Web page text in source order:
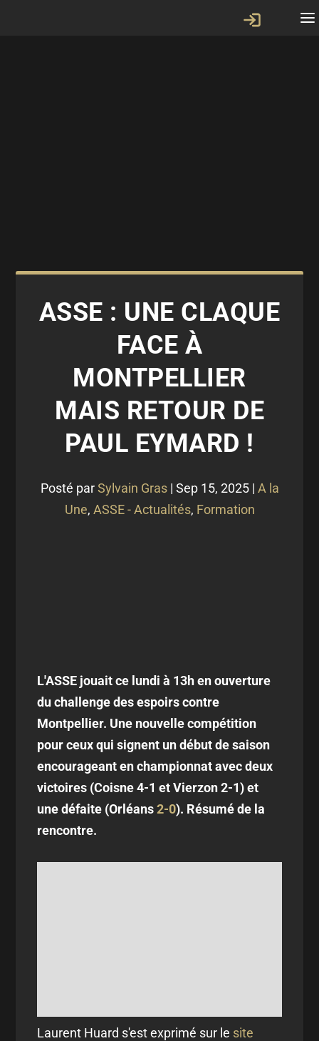
ASSE : UNE CLAQUE
FACE À
MONTPELLIER
MAIS RETOUR DE
PAUL EYMARD !
Posté parSylvain Gras| Sep 15, 2025| A la
Une, ASSE - Actualités, Formation
L'ASSE jouait ce lundi à 13h en ouverture
du challenge des espoirs contre
Montpellier. Une nouvelle compétition
pour ceux qui signent un début de saison
encourageant en championnat avec deux
victoires (Coisne 4-1 et Vierzon 2-1) et
une défaite (Orléans2-0). Résumé de la
rencontre.
Laurent Huard s'est exprimé sur le site